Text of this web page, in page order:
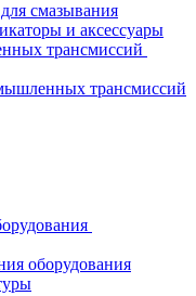
смазывания
и аксессуары
трансмиссий
трансмиссий
оборудования